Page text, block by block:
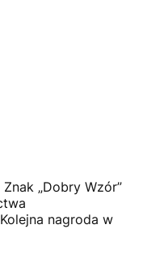
„Dobry Wzór”
nagroda w